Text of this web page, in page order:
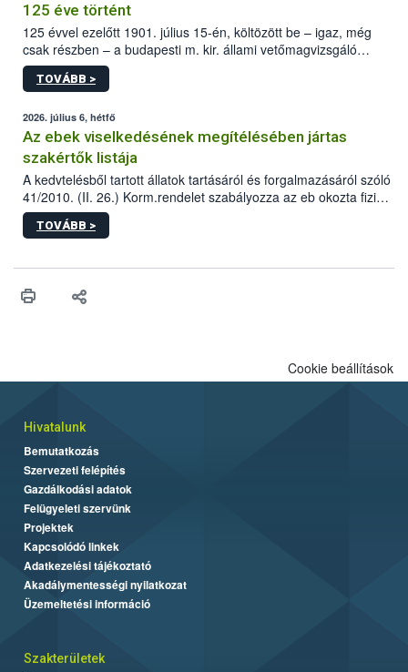
125 éve történt
125 évvel ezelőtt 1901. július 15-én, költözött be – igaz, még
csak részben – a budapesti m. kir. állami vetőmagvizsgáló
állomás a Kis Rókus utca 15. szám alatti, Czigler Győző által
tervezett új épületébe.
TOVÁBB >
2026. július 6, hétfő
Az ebek viselkedésének megítélésében jártas
szakértők listája
A kedvtelésből tartott állatok tartásáról és forgalmazásáról szóló
41/2010. (II. 26.) Korm.rendelet szabályozza az eb okozta fizikai
sérülés, illetve ennek veszélye keletkezésekor felmerülő
hatósági feladatokat, valamint a veszélyes eb tartását és annak
vonni az ebek viselkedésének megítélésében jártas szakértőt.
TOVÁBB >
Cookie beállítások
Hivatalunk
Bemutatkozás
Szervezeti felépítés
Gazdálkodási adatok
Felügyeleti szervünk
Projektek
Kapcsolódó linkek
Adatkezelési tájékoztató
Akadálymentességi nyilatkozat
Üzemeltetési információ
Szakterületek